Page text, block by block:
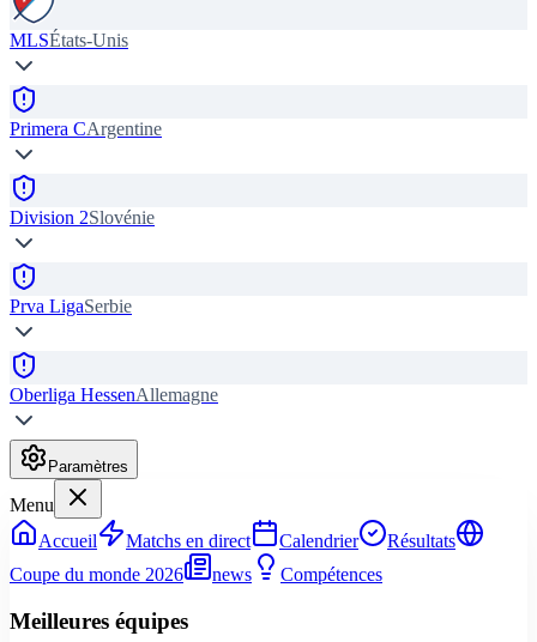
MLSÉtats-Unis
Primera CArgentine
Division 2Slovénie
Prva LigaSerbie
Oberliga HessenAllemagne
Paramètres
Menu
Accueil
Matchs en direct Calendrier
Résultats
Coupe du monde 2026
news Compétences
Meilleures équipes